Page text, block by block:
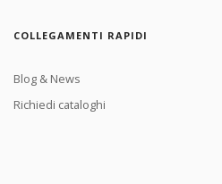
COLLEGAMENTI RAPIDI
Blog & News
Richiedi cataloghi